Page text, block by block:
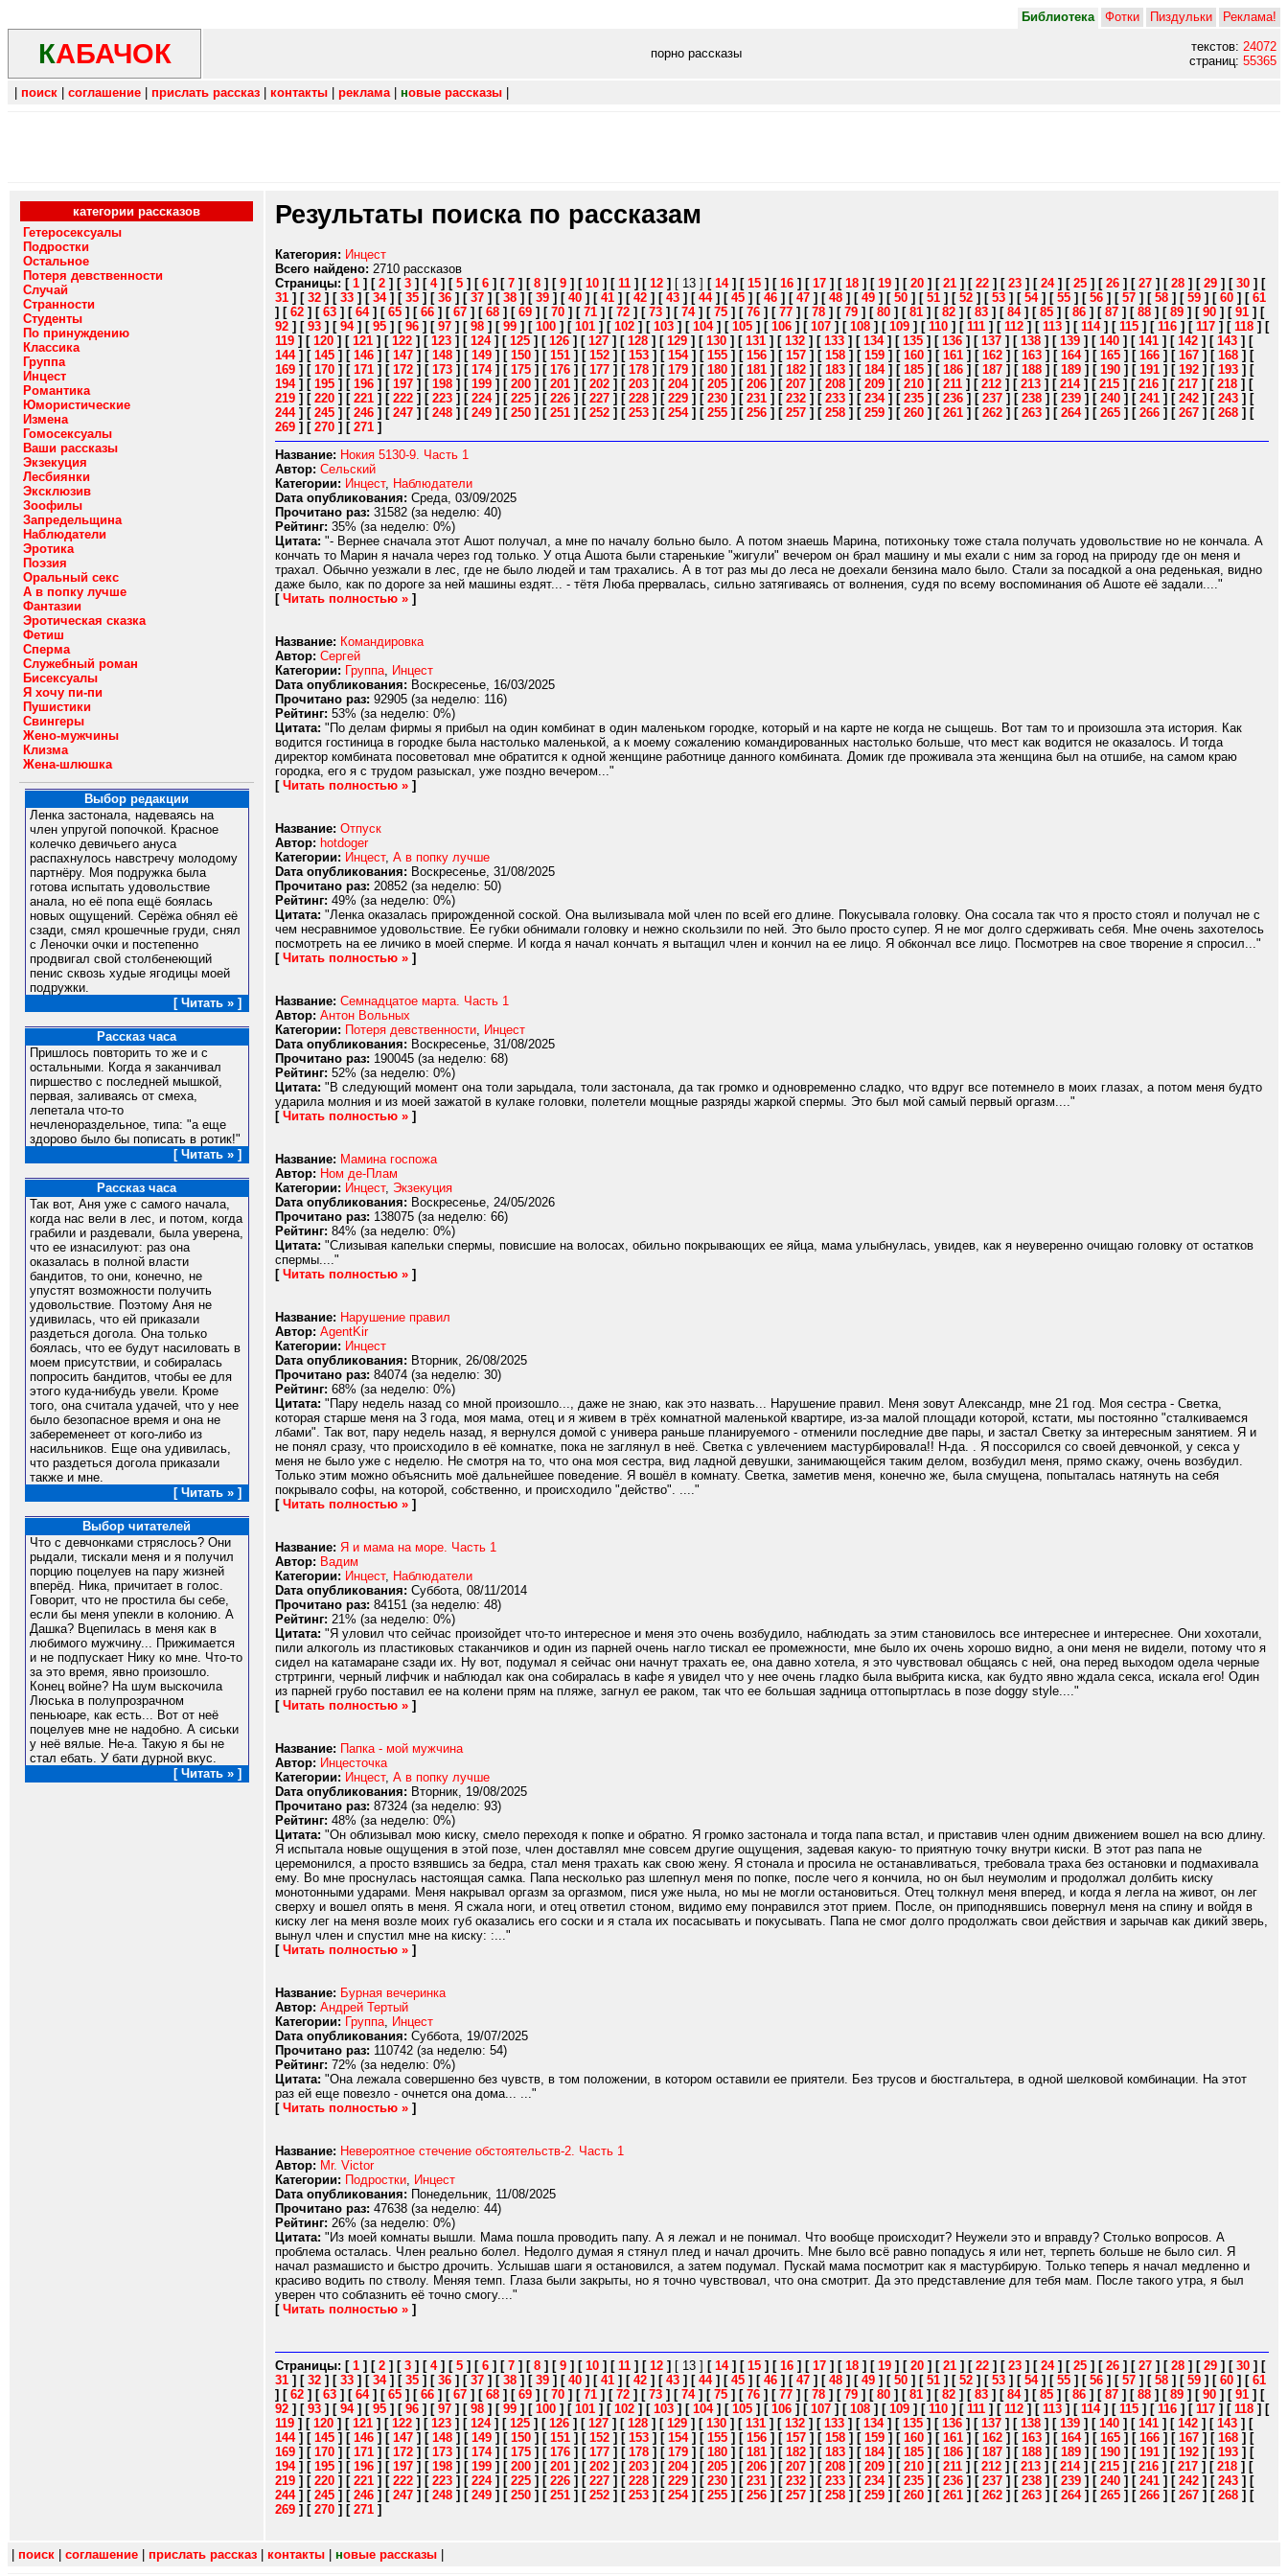
Библиотека Фотки Пиздульки Реклама!
КАБАЧОК порно рассказы текстов: 24072
страниц: 55365
поиск соглашение прислать рассказ контакты реклама| новые рассказы
категории рассказов
Гетеросексуалы
Подростки
Остальное
Потеря девственности
Случай
Странности
Студенты
По принуждению
Классика
Группа
Инцест
Романтика
Юмористические
Измена
Гомосексуалы
Ваши рассказы
Экзекуция
Лесбиянки
Эксклюзив
Зоофилы
Запредельщина
Наблюдатели
Эротика
Поэзия
Оральный секс
А в попку лучше
Фантазии
Эротическая сказка
Фетиш
Сперма
Служебный роман
Бисексуалы
Я хочу пи-пи
Пушистики
Свингеры
Жено-мужчины
Клизма
Жена-шлюшка
Выбор редакции
Ленка застонала, надеваясь на
член упругой попочкой. Красное
колечко девичьего ануса
распахнулось навстречу молодому
партнёру. Моя подружка была
готова испытать удовольствие
анала, но её попа ещё боялась
новых ощущений. Серёжа обнял её
сзади, смял крошечные груди, снял
с Леночки очки и постепенно
продвигал свой столбенеющий
пенис сквозь худые ягодицы моей
подружки.
[ Читать » ]
Рассказ часа
Пришлось повторить то же и с
остальными. Когда я заканчивал
пиршество с последней мышкой,
первая, заливаясь от смеха,
лепетала что-то
нечленораздельное, типа: "а еще
здорово было бы пописать в ротик!"
[ Читать » ]
Рассказ часа
Так вот, Аня уже с самого начала,
когда нас вели в лес, и потом, когда
грабили и раздевали, была уверена,
что ее изнасилуют: раз она
оказалась в полной власти
бандитов, то они, конечно, не
упустят возможности получить
удовольствие. Поэтому Аня не
удивилась, что ей приказали
раздеться догола. Она только
боялась, что ее будут насиловать в
моем присутствии, и собиралась
попросить бандитов, чтобы ее для
этого куда-нибудь увели. Кроме
того, она считала удачей, что у нее
было безопасное время и она не
забеременеет от кого-либо из
насильников. Еще она удивилась,
что раздеться догола приказали
также и мне.
[ Читать » ]
Выбор читателей
Что с девчонками стряслось? Они
рыдали, тискали меня и я получил
порцию поцелуев на пару жизней
вперёд. Ника, причитает в голос.
Говорит, что не простила бы себе,
если бы меня упекли в колонию. А
Дашка? Вцепилась в меня как в
любимого мужчину... Прижимается
и не подпускает Нику ко мне. Что-то
за это время, явно произошло.
Конец войне? На шум выскочила
Люська в полупрозрачном
пеньюаре, как есть... Вот от неё
поцелуев мне не надобно. А сиськи
у неё вялые. Не-а. Такую я бы не
стал ебать. У бати дурной вкус.
[ Читать » ]
Результаты поиска по рассказам
Категория: Инцест
Всего найдено: 2710 рассказов
Страницы: [ 1 ] [ 2 ] [ 3 ] [ 4] [ 5 ] [ 6 ] [ 7 ] [ 8 ] [ 9 ] [ 10 ] [ 11 ] [ 12 ] [ 13 ] [ 14] [ 15 ] [ 16 ] [ 17 ] [ 18 ] [ 19 ] [ 20 ] [ 21 ] [ 22 ] [ 23 ] [ 24] [ 25 ] [ 26 ] [ 27 ] [ 28 ] [ 29 ] [ 30 ] [
31 ] [ 32 ] [ 33 ] [ 34] [ 35 ] [ 36 ] [ 37 ] [ 38 ] [ 39 ] [ 40 ] [ 41 ] [ 42 ] [ 43 ] [ 44] [ 45 ] [ 46 ] [ 47 ] [ 48 ] [ 49 ] [ 50 ] [ 51 ] [ 52 ] [ 53 ] [ 54] [ 55 ] [ 56 ] [ 57 ] [ 58 ] [ 59 ] [ 60 ] [ 61
] [ 62 ] [ 63 ] [ 64] [ 65 ] [ 66 ] [ 67 ] [ 68 ] [ 69 ] [ 70 ] [ 71 ] [ 72 ] [ 73 ] [ 74] [ 75 ] [ 76 ] [ 77 ] [ 78 ] [ 79 ] [ 80 ] [ 81 ] [ 82 ] [ 83 ] [ 84] [ 85 ] [ 86 ] [ 87 ] [ 88 ] [ 89 ] [ 90 ] [ 91 ] [
92 ] [ 93 ] [ 94] [ 95 ] [ 96 ] [ 97 ] [ 98 ] [ 99 ] [ 100 ] [ 101 ] [ 102 ] [ 103 ] [ 104] [ 105 ] [ 106 ] [ 107 ] [ 108 ] [ 109 ] [ 110 ] [ 111 ] [ 112 ] [ 113 ] [ 114] [ 115 ] [ 116 ] [ 117 ] [ 118 ] [
119 ] [ 120 ] [ 121 ] [ 122 ] [ 123 ] [ 124] [ 125 ] [ 126 ] [ 127 ] [ 128 ] [ 129 ] [ 130 ] [ 131 ] [ 132 ] [ 133 ] [ 134] [ 135 ] [ 136 ] [ 137 ] [ 138 ] [ 139 ] [ 140 ] [ 141 ] [ 142 ] [ 143 ] [
144] [ 145 ] [ 146 ] [ 147 ] [ 148 ] [ 149 ] [ 150 ] [ 151 ] [ 152 ] [ 153 ] [ 154] [ 155 ] [ 156 ] [ 157 ] [ 158 ] [ 159 ] [ 160 ] [ 161 ] [ 162 ] [ 163 ] [ 164] [ 165 ] [ 166 ] [ 167 ] [ 168 ] [
169 ] [ 170 ] [ 171 ] [ 172 ] [ 173 ] [ 174] [ 175 ] [ 176 ] [ 177 ] [ 178 ] [ 179 ] [ 180 ] [ 181 ] [ 182 ] [ 183 ] [ 184] [ 185 ] [ 186 ] [ 187 ] [ 188 ] [ 189 ] [ 190 ] [ 191 ] [ 192 ] [ 193 ] [
194] [ 195 ] [ 196 ] [ 197 ] [ 198 ] [ 199 ] [ 200 ] [ 201 ] [ 202 ] [ 203 ] [ 204] [ 205 ] [ 206 ] [ 207 ] [ 208 ] [ 209 ] [ 210 ] [ 211 ] [ 212 ] [ 213 ] [ 214] [ 215 ] [ 216 ] [ 217 ] [ 218 ] [
219 ] [ 220 ] [ 221 ] [ 222 ] [ 223 ] [ 224] [ 225 ] [ 226 ] [ 227 ] [ 228 ] [ 229 ] [ 230 ] [ 231 ] [ 232 ] [ 233 ] [ 234] [ 235 ] [ 236 ] [ 237 ] [ 238 ] [ 239 ] [ 240 ] [ 241 ] [ 242 ] [ 243 ] [
244] [ 245 ] [ 246 ] [ 247 ] [ 248 ] [ 249 ] [ 250 ] [ 251 ] [ 252 ] [ 253 ] [ 254] [ 255 ] [ 256 ] [ 257 ] [ 258 ] [ 259 ] [ 260 ] [ 261 ] [ 262 ] [ 263 ] [ 264] [ 265 ] [ 266 ] [ 267 ] [ 268 ] [
269 ] [ 270 ] [ 271 ]
Название: Нокия 5130-9. Часть 1
Автор: Сельский
Категории: Инцест, Наблюдатели
Dата опубликования: Среда, 03/09/2025
Прочитано раз: 31582 (за неделю: 40)
Рейтинг: 35% (за неделю: 0%)
Цитата: "- Вернее сначала этот Ашот получал, а мне по началу больно было. А потом знаешь Марина, потихоньку тоже стала получать удовольствие но не кончала. А
кончать то Марин я начала через год только. У отца Ашота были старенькие "жигули" вечером он брал машину и мы ехали с ним за город на природу где он меня и
трахал. Обычно уезжали в лес, где не было людей и там трахались. А в тот раз мы до леса не доехали бензина мало было. Стали за посадкой а она реденькая, видно
даже было, как по дороге за ней машины ездят... - тётя Люба прервалась, сильно затягиваясь от волнения, судя по всему воспоминания об Ашоте её задали...."
[ Читать полностью » ]
Название: Командировка
Автор: Сергей
Категории: Группа, Инцест
Dата опубликования: Воскресенье, 16/03/2025
Прочитано раз: 92905 (за неделю: 116)
Рейтинг: 53% (за неделю: 0%)
Цитата: "По делам фирмы я прибыл на один комбинат в один маленьком городке, который и на карте не когда не сыщешь. Вот там то и произошла эта история. Как
водится гостиница в городке была настолько маленькой, а к моему сожалению командированных настолько больше, что мест как водится не оказалось. И тогда
директор комбината посоветовал мне обратится к одной женщине работнице данного комбината. Домик где проживала эта женщина был на отшибе, на самом краю
городка, его я с трудом разыскал, уже поздно вечером..."
[ Читать полностью » ]
Название: Отпуск
Автор: hotdoger
Категории: Инцест, А в попку лучше
Dата опубликования: Воскресенье, 31/08/2025
Прочитано раз: 20852 (за неделю: 50)
Рейтинг: 49% (за неделю: 0%)
Цитата: "Ленка оказалась прирожденной соской. Она вылизывала мой член по всей его длине. Покусывала головку. Она сосала так что я просто стоял и получал не с
чем несравнимое удовольствие. Ее губки обнимали головку и нежно скользили по ней. Это было просто супер. Я не мог долго сдерживать себя. Мне очень захотелось
посмотреть на ее личико в моей сперме. И когда я начал кончать я вытащил член и кончил на ее лицо. Я обкончал все лицо. Посмотрев на свое творение я спросил..."
[ Читать полностью » ]
Название: Семнадцатое марта. Часть 1
Автор: Антон Вольных
Категории: Потеря девственности, Инцест
Dата опубликования: Воскресенье, 31/08/2025
Прочитано раз: 190045 (за неделю: 68)
Рейтинг: 52% (за неделю: 0%)
Цитата: "В следующий момент она толи зарыдала, толи застонала, да так громко и одновременно сладко, что вдруг все потемнело в моих глазах, а потом меня будто
ударила молния и из моей зажатой в кулаке головки, полетели мощные разряды жаркой спермы. Это был мой самый первый оргазм...."
[ Читать полностью » ]
Название: Мамина госпожа
Автор: Ном де-Плам
Категории: Инцест, Экзекуция
Dата опубликования: Воскресенье, 24/05/2026
Прочитано раз: 138075 (за неделю: 66)
Рейтинг: 84% (за неделю: 0%)
Цитата: "Слизывая капельки спермы, повисшие на волосах, обильно покрывающих ее яйца, мама улыбнулась, увидев, как я неуверенно очищаю головку от остатков
спермы...."
[ Читать полностью » ]
Название: Нарушение правил
Автор: AgentKir
Категории: Инцест
Dата опубликования: Вторник, 26/08/2025
Прочитано раз: 84074 (за неделю: 30)
Рейтинг: 68% (за неделю: 0%)
Цитата: "Пару недель назад со мной произошло..., даже не знаю, как это назвать... Нарушение правил. Меня зовут Александр, мне 21 год. Моя сестра - Светка,
которая старше меня на 3 года, моя мама, отец и я живем в трёх комнатной маленькой квартире, из-за малой площади которой, кстати, мы постоянно "сталкиваемся
лбами". Так вот, пару недель назад, я вернулся домой с универа раньше планируемого - отменили последние две пары, и застал Светку за интересным занятием. Я и
не понял сразу, что происходило в её комнатке, пока не заглянул в неё. Светка с увлечением мастурбировала!! Н-да. . Я поссорился со своей девчонкой, у секса у
меня не было уже с неделю. Не смотря на то, что она моя сестра, вид ладной девушки, занимающейся таким делом, возбудил меня, прямо скажу, очень возбудил.
Только этим можно объяснить моё дальнейшее поведение. Я вошёл в комнату. Светка, заметив меня, конечно же, была смущена, попыталась натянуть на себя
покрывало софы, на которой, собственно, и происходило "действо". ...."
[ Читать полностью » ]
Название: Я и мама на море. Часть 1
Автор: Вадим
Категории: Инцест, Наблюдатели
Dата опубликования: Суббота, 08/11/2014
Прочитано раз: 84151 (за неделю: 48)
Рейтинг: 21% (за неделю: 0%)
Цитата: "Я уловил что сейчас произойдет что-то интересное и меня это очень возбудило, наблюдать за этим становилось все интереснее и интереснее. Они хохотали,
пили алкоголь из пластиковых стаканчиков и один из парней очень нагло тискал ее промежности, мне было их очень хорошо видно, а они меня не видели, потому что я
сидел на катамаране сзади их. Ну вот, подумал я сейчас они начнут трахать ее, она давно хотела, я это чувствовал общаясь с ней, она перед выходом одела черные
стртринги, черный лифчик и наблюдал как она собиралась в кафе я увидел что у нее очень гладко была выбрита киска, как будто явно ждала секса, искала его! Один
из парней грубо поставил ее на колени прям на пляже, загнул ее раком, так что ее большая задница оттопыртлась в позе doggy style...."
[ Читать полностью » ]
Название: Папка - мой мужчина
Автор: Инцесточка
Категории: Инцест, А в попку лучше
Dата опубликования: Вторник, 19/08/2025
Прочитано раз: 87324 (за неделю: 93)
Рейтинг: 48% (за неделю: 0%)
Цитата: "Он облизывал мою киску, смело переходя к попке и обратно. Я громко застонала и тогда папа встал, и приставив член одним движением вошел на всю длину.
Я испытала новые ощущения в этой позе, член доставлял мне совсем другие ощущения, задевая какую- то приятную точку внутри киски. В этот раз папа не
церемонился, а просто взявшись за бедра, стал меня трахать как свою жену. Я стонала и просила не останавливаться, требовала траха без остановки и подмахивала
ему. Во мне проснулась настоящая самка. Папа несколько раз шлепнул меня по попке, после чего я кончила, но он был неумолим и продолжал долбить киску
монотонными ударами. Меня накрывал оргазм за оргазмом, пися уже ныла, но мы не могли остановиться. Отец толкнул меня вперед, и когда я легла на живот, он лег
сверху и вошел опять в меня. Я сжала ноги, и отец ответил стоном, видимо ему понравился этот прием. После, он приподнявшись повернул меня на спину и войдя в
киску лег на меня возле моих губ оказались его соски и я стала их посасывать и покусывать. Папа не смог долго продолжать свои действия и зарычав как дикий зверь,
вынул член и спустил мне на киску: :..."
[ Читать полностью » ]
Название: Бурная вечеринка
Автор: Андрей Тертый
Категории: Группа, Инцест
Dата опубликования: Суббота, 19/07/2025
Прочитано раз: 110742 (за неделю: 54)
Рейтинг: 72% (за неделю: 0%)
Цитата: "Она лежала совершенно без чувств, в том положении, в котором оставили ее приятели. Без трусов и бюстгальтера, в одной шелковой комбинации. На этот
раз ей еще повезло - очнется она дома... ..."
[ Читать полностью » ]
Название: Невероятное стечение обстоятельств-2. Часть 1
Автор: Mr. Victor
Категории: Подростки, Инцест
Dата опубликования: Понедельник, 11/08/2025
Прочитано раз: 47638 (за неделю: 44)
Рейтинг: 26% (за неделю: 0%)
Цитата: "Из моей комнаты вышли. Мама пошла проводить папу. А я лежал и не понимал. Что вообще происходит? Неужели это и вправду? Столько вопросов. А
проблема осталась. Член реально болел. Недолго думая я стянул плед и начал дрочить. Мне было всё равно попадусь я или нет, терпеть больше не было сил. Я
начал размашисто и быстро дрочить. Услышав шаги я остановился, а затем подумал. Пускай мама посмотрит как я мастурбирую. Только теперь я начал медленно и
красиво водить по стволу. Меняя темп. Глаза были закрыты, но я точно чувствовал, что она смотрит. Да это представление для тебя мам. После такого утра, я был
уверен что соблазнить её точно смогу...."
[ Читать полностью » ]
Страницы: [ 1 ] [ 2 ] [ 3 ] [ 4] [ 5 ] [ 6 ] [ 7 ] [ 8 ] [ 9 ] [ 10 ] [ 11 ] [ 12 ] [ 13 ] [ 14] [ 15 ] [ 16 ] [ 17 ] [ 18 ] [ 19 ] [ 20 ] [ 21 ] [ 22 ] [ 23 ] [ 24] [ 25 ] [ 26 ] [ 27 ] [ 28 ] [ 29 ] [ 30 ] [
31 ] [ 32 ] [ 33 ] [ 34] [ 35 ] [ 36 ] [ 37 ] [ 38 ] [ 39 ] [ 40 ] [ 41 ] [ 42 ] [ 43 ] [ 44] [ 45 ] [ 46 ] [ 47 ] [ 48 ] [ 49 ] [ 50 ] [ 51 ] [ 52 ] [ 53 ] [ 54] [ 55 ] [ 56 ] [ 57 ] [ 58 ] [ 59 ] [ 60 ] [ 61
] [ 62 ] [ 63 ] [ 64] [ 65 ] [ 66 ] [ 67 ] [ 68 ] [ 69 ] [ 70 ] [ 71 ] [ 72 ] [ 73 ] [ 74] [ 75 ] [ 76 ] [ 77 ] [ 78 ] [ 79 ] [ 80 ] [ 81 ] [ 82 ] [ 83 ] [ 84] [ 85 ] [ 86 ] [ 87 ] [ 88 ] [ 89 ] [ 90 ] [ 91 ] [
92 ] [ 93 ] [ 94] [ 95 ] [ 96 ] [ 97 ] [ 98 ] [ 99 ] [ 100 ] [ 101 ] [ 102 ] [ 103 ] [ 104] [ 105 ] [ 106 ] [ 107 ] [ 108 ] [ 109 ] [ 110 ] [ 111 ] [ 112 ] [ 113 ] [ 114] [ 115 ] [ 116 ] [ 117 ] [ 118 ] [
119 ] [ 120 ] [ 121 ] [ 122 ] [ 123 ] [ 124] [ 125 ] [ 126 ] [ 127 ] [ 128 ] [ 129 ] [ 130 ] [ 131 ] [ 132 ] [ 133 ] [ 134] [ 135 ] [ 136 ] [ 137 ] [ 138 ] [ 139 ] [ 140 ] [ 141 ] [ 142 ] [ 143 ] [
144] [ 145 ] [ 146 ] [ 147 ] [ 148 ] [ 149 ] [ 150 ] [ 151 ] [ 152 ] [ 153 ] [ 154] [ 155 ] [ 156 ] [ 157 ] [ 158 ] [ 159 ] [ 160 ] [ 161 ] [ 162 ] [ 163 ] [ 164] [ 165 ] [ 166 ] [ 167 ] [ 168 ] [
169 ] [ 170 ] [ 171 ] [ 172 ] [ 173 ] [ 174] [ 175 ] [ 176 ] [ 177 ] [ 178 ] [ 179 ] [ 180 ] [ 181 ] [ 182 ] [ 183 ] [ 184] [ 185 ] [ 186 ] [ 187 ] [ 188 ] [ 189 ] [ 190 ] [ 191 ] [ 192 ] [ 193 ] [
194] [ 195 ] [ 196 ] [ 197 ] [ 198 ] [ 199 ] [ 200 ] [ 201 ] [ 202 ] [ 203 ] [ 204] [ 205 ] [ 206 ] [ 207 ] [ 208 ] [ 209 ] [ 210 ] [ 211 ] [ 212 ] [ 213 ] [ 214] [ 215 ] [ 216 ] [ 217 ] [ 218 ] [
219 ] [ 220 ] [ 221 ] [ 222 ] [ 223 ] [ 224] [ 225 ] [ 226 ] [ 227 ] [ 228 ] [ 229 ] [ 230 ] [ 231 ] [ 232 ] [ 233 ] [ 234] [ 235 ] [ 236 ] [ 237 ] [ 238 ] [ 239 ] [ 240 ] [ 241 ] [ 242 ] [ 243 ] [
244] [ 245 ] [ 246 ] [ 247 ] [ 248 ] [ 249 ] [ 250 ] [ 251 ] [ 252 ] [ 253 ] [ 254] [ 255 ] [ 256 ] [ 257 ] [ 258 ] [ 259 ] [ 260 ] [ 261 ] [ 262 ] [ 263 ] [ 264] [ 265 ] [ 266 ] [ 267 ] [ 268 ] [
269 ] [ 270 ] [ 271 ]
поиск соглашение прислать рассказ контакты новые рассказы